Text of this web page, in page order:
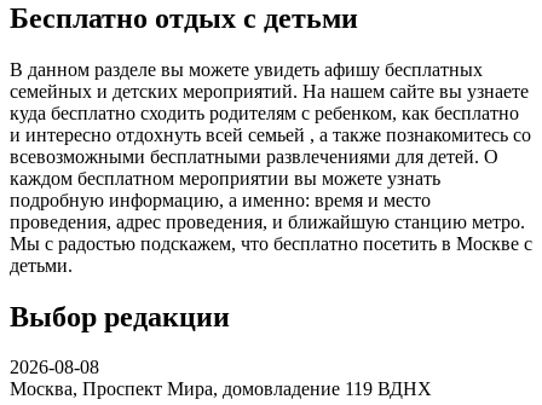
Бесплатно отдых с детьми
В данном разделе вы можете увидеть афишу бесплатных
семейных и детских мероприятий. На нашем сайте вы узнаете
куда бесплатно сходить родителям с ребенком, как бесплатно
и интересно отдохнуть всей семьей , а также познакомитесь со
всевозможными бесплатными развлечениями для детей. О
каждом бесплатном мероприятии вы можете узнать
подробную информацию, а именно: время и место
проведения, адрес проведения, и ближайшую станцию метро.
Мы с радостью подскажем, что бесплатно посетить в Москве с
детьми.
Выбор редакции
2026-08-08
Москва, Проспект Мира, домовладение 119 ВДНХ